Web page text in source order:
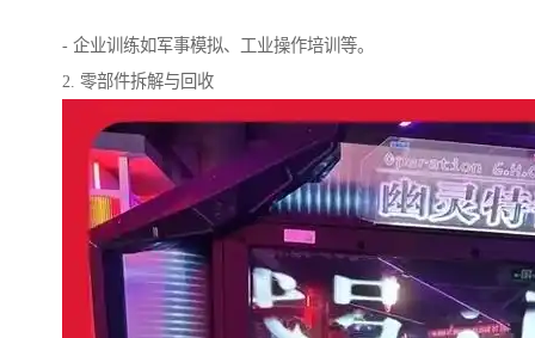
- 企业训练如军事模拟、工业操作培训等。
2. 零部件拆解与回收